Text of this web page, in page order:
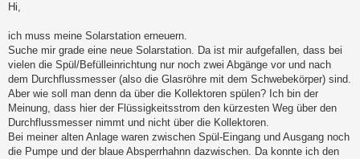
t
g
Hi,
ich muss meine Solarstation erneuern.
Suche mir grade eine neue Solarstation. Da ist mir aufgefallen, dass bei
vielen die Spül/Befülleinrichtung nur noch zwei Abgänge vor und nach
dem Durchflussmesser (also die Glasröhre mit dem Schwebekörper) sind.
Aber wie soll man denn da über die Kollektoren spülen? Ich bin der
Meinung, dass hier der Flüssigkeitsstrom den kürzesten Weg über den
Durchflussmesser nimmt und nicht über die Kollektoren.
Bei meiner alten Anlage waren zwischen Spül-Eingang und Ausgang noch
die Pumpe und der blaue Absperrhahnn dazwischen. Da konnte ich den